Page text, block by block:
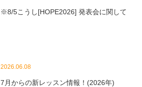
※8/5こうし[HOPE2026] 発表会に関して
2026.06.08
7月からの新レッスン情報！(2026年)